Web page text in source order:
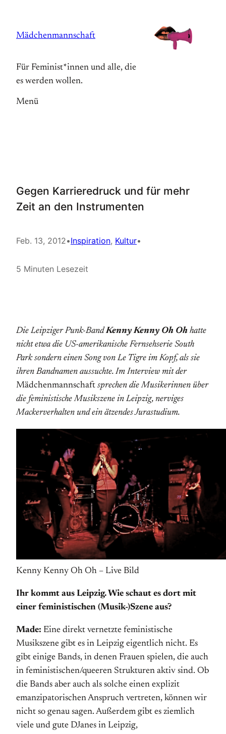
springen
Mädchenmannschaft
Für Feminist*innen und alle, die
es werden wollen.
Menü
Gegen Karrieredruck und für mehr
Zeit an den Instrumenten
Feb. 13, 2012•Inspiration, Kultur•
5 Minuten Lesezeit
Die Leipziger Punk-BandKenny Kenny Oh Oh hatte
nicht etwa die US-amerikanische Fernsehserie South
Park sondern einen Song von Le Tigre im Kopf, als sie
ihren Bandnamen aussuchte. Im Interview mit der
Mädchenmannschaft sprechen die Musikerinnen über
die feministische Musikszene in Leipzig, nerviges
Mackerverhalten und ein ätzendes Jurastudium.
Kenny Kenny Oh Oh – Live Bild
Ihr kommt aus Leipzig. Wie schaut es dort mit
einer feministischen (Musik-)Szene aus?
Made: Eine direkt vernetzte feministische
Musikszene gibt es in Leipzig eigentlich nicht. Es
gibt einige Bands, in denen Frauen spielen, die auch
in feministischen/queeren Strukturen aktiv sind. Ob
die Bands aber auch als solche einen explizit
emanzipatorischen Anspruch vertreten, können wir
nicht so genau sagen. Außerdem gibt es ziemlich
viele und gute DJanes in Leipzig,